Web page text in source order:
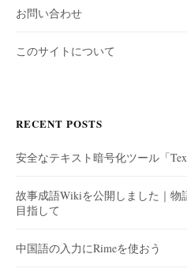
お問い合わせ
このサイトについて
RECENT POSTS
安全なテキスト暗号化ツール「
故事成語Wikiを公開しました｜物
目指して
中国語の入力にRimeを使おう